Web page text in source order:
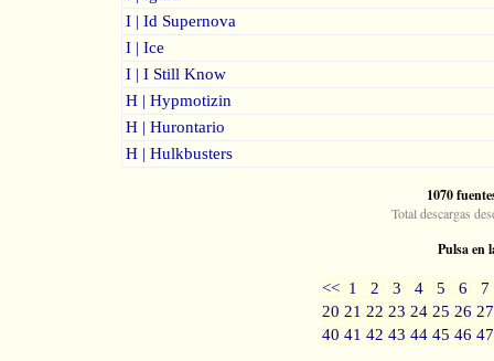
I | Id Supernova
I | Ice
I | I Still Know
H | Hypmotizin
H | Hurontario
H | Hulkbusters
1070
Total descargas
Pulsa en
<< 1 2 3 4 5 6
7
20 21 22 23 24 25 26 27
40 41 42 43 44 45 46 47